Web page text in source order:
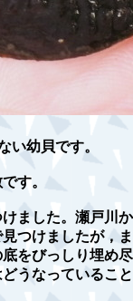
い幼貝です。
す。
ました。瀬戸川
つけましたが，
をびっしり埋め
うなっているこ